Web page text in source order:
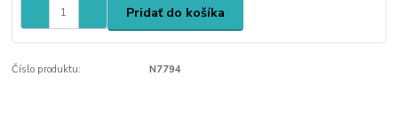
Pridať do košíka
Číslo produktu: N7794